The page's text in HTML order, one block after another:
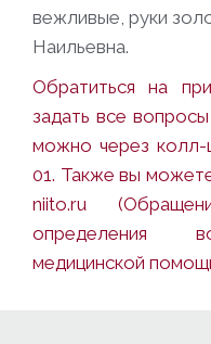
вежливые, руки
Наильевна.
Обратиться на
задать все
можно через колл-
01. Также вы
niito.ru
определения
медицинской